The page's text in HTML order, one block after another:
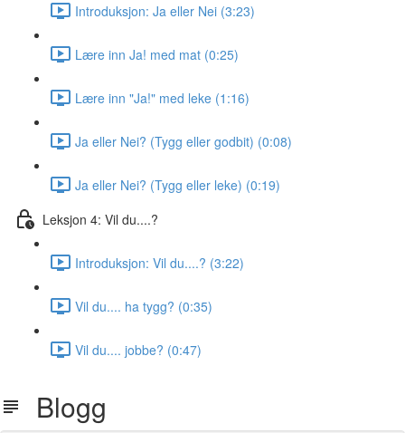
Introduksjon: Ja eller Nei (3:23)
Lære inn Ja! med mat (0:25)
Lære inn "Ja!" med leke (1:16)
Ja eller Nei? (Tygg eller godbit) (0:08)
Ja eller Nei? (Tygg eller leke) (0:19)
Leksjon 4: Vil du....?
Introduksjon: Vil du....? (3:22)
Vil du.... ha tygg? (0:35)
Vil du.... jobbe? (0:47)
Blogg